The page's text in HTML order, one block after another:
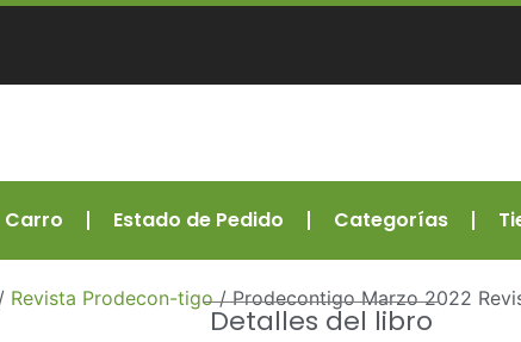
Carro Estado de Pedido Categorías
/ Revista Prodecon-tigo/ Prodecontigo Marzo 2022
Detalles del libro